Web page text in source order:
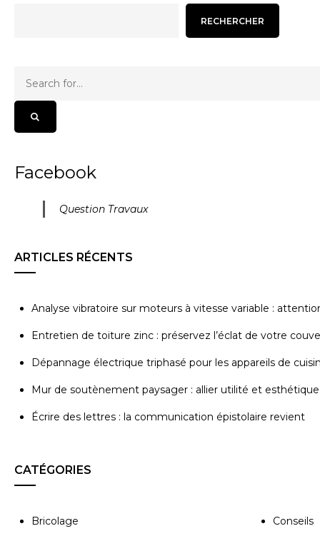
RECHERCHER
Facebook
Question Travaux
ARTICLES RÉCENTS
Analyse vibratoire sur moteurs à vitesse variable :
Entretien de toiture zinc : préservez l’éclat de votre
Dépannage électrique triphasé pour les appareils de
Mur de soutènement paysager : allier utilité et esthétique
Écrire des lettres : la communication épistolaire revient
CATÉGORIES
Bricolage Conseils